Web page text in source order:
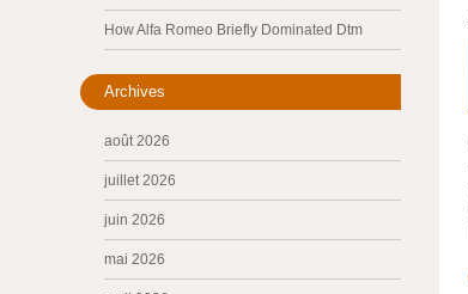
How Alfa Romeo Briefly Dominated Dtm
Archives
août 2026
juillet 2026
juin 2026
mai 2026